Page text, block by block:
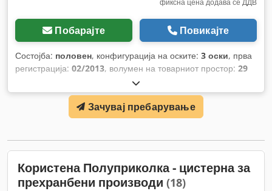
Побарајте Повикајте
Состојба: половен, конфигурација на оските: 3 оски, прва
регистрација: 02/2013, волумен на товарниот простор: 29
, големина на гумата:
меѓуоскино растојание:1.500 мм, Година на изградба:
Зачувај пребарување
Користена Полуприколка - цистерна за
прехранбени производи (18)